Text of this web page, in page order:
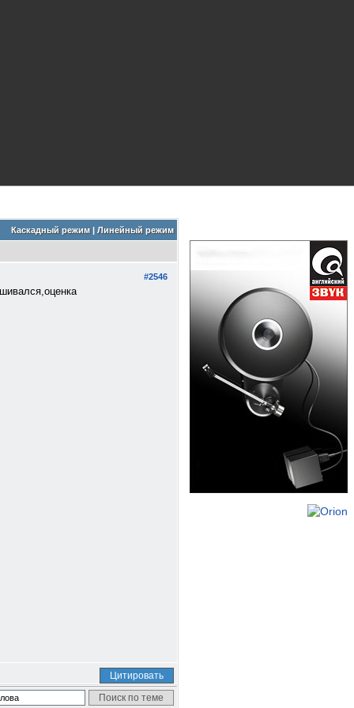
Каскадный режим| Линейный режим
#2546
Цитировать